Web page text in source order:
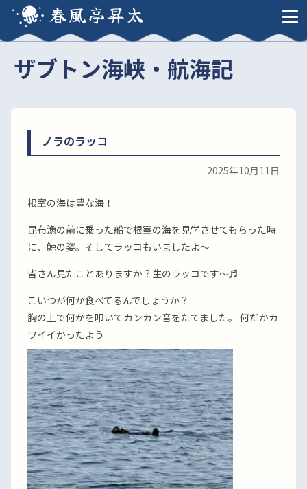
春風亭昇太
ザブトン海峡・航海記
ノラのラッコ
2025年10月11日
根室の海は豊な海！
昆布漁の前に乗った船で根室の海を見学させてもらった時
に、鯨の姿。そしてラッコもいましたよ〜
皆さん見たことありますか？生のラッコです〜♬
こいつが何か食べてるんでしょうか？
胸の上で何かを叩いてカンカン音をたてました。 何だかカ
ワイイかったよう